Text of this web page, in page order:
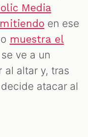
Media
en ese
muestra el
ve a un
al altar y, tras
atacar al